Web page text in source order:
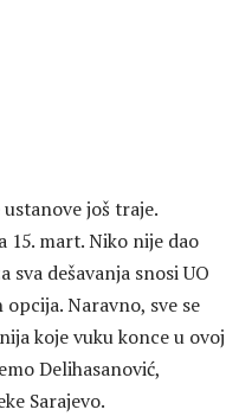
još traje.
15. mart. Niko nije dao
dešavanja snosi UO
Naravno, sve se
koje vuku konce u ovoj
Delihasanović,
Sarajevo.